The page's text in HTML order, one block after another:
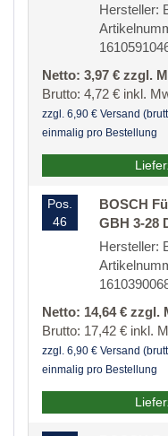
Hersteller:
Netto: 3,97 € zzgl.
Brutto: 4,72 € inkl.
zzgl. 6,90 € Versand
einmalig pro Bestellung
Pos.
46
BOSCH
GBH 3-28
Hersteller:
Netto: 14,64 € zzgl.
Brutto: 17,42 € inkl.
zzgl. 6,90 € Versand
einmalig pro Bestellung